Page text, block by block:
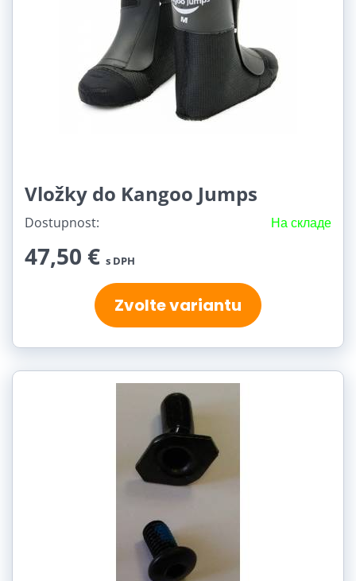
Vložky do Kangoo Jumps
Dostupnost: На складе
47,50 € s DPH
Zvolte variantu